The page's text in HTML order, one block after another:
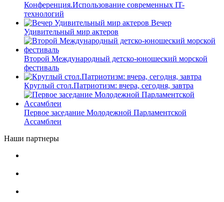
Конференция.Использование современных IT-
технологий
Вечер
Удивительный мир актеров
Второй Международный детско-юношеский морской
фестиваль
Круглый стол.Патриотизм: вчера, сегодня, завтра
Первое заседание Молодежной Парламентской
Ассамблеи
Наши партнеры